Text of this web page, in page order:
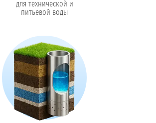
для технической и
питьевой воды